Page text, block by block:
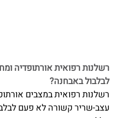
רשלנות רפואית אורתופדיה
לבלבול באבחנה?
רשלנות רפואית במצבים
עצב-שריר קשורה לא פעם